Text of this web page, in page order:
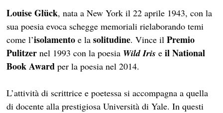
Louise Glück, nata a New York il 22 aprile 1943, con la
sua poesia evoca schegge memoriali rielaborando temi
come l’isolamento e la solitudine. Vince ilPremio
Pulitzer nel 1993 con la poesia Wild Iris eil National
Book Awardper la poesia nel 2014.
L’attività di scrittrice e poetessa si accompagna a quella
di docente alla prestigiosa Università di Yale. In questi